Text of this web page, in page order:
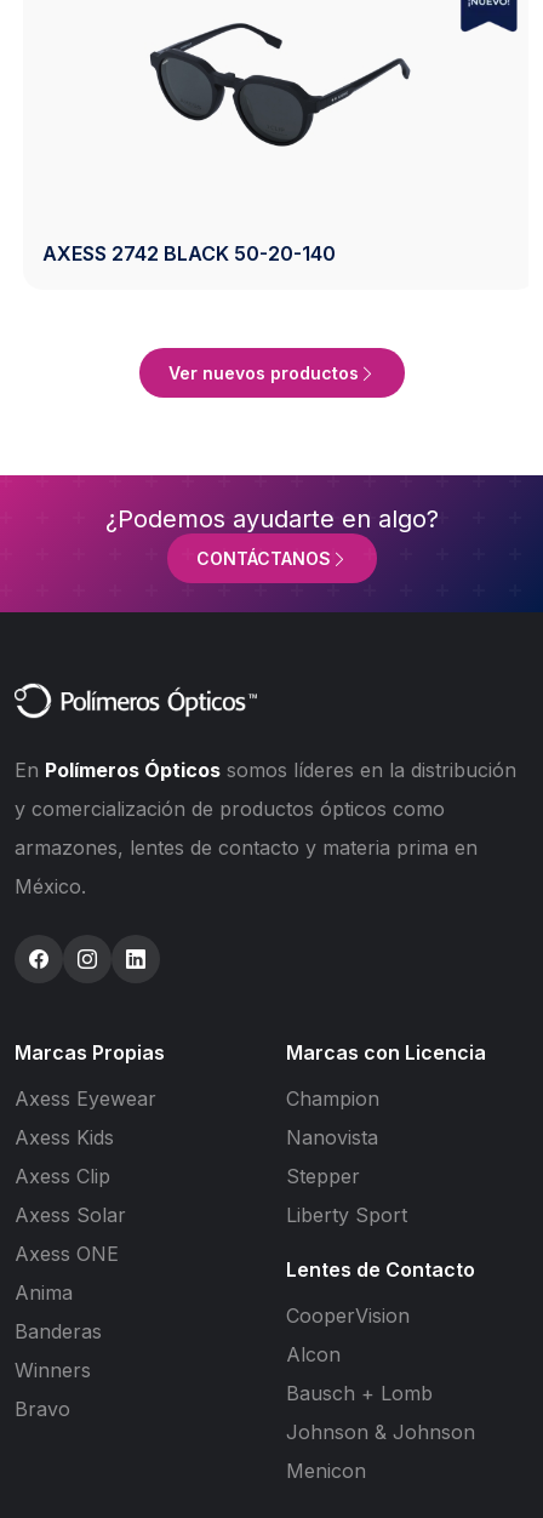
AXESS 2742 BLACK 50-20-140
Ver nuevos productos
¿Podemos ayudarte en algo?
CONTÁCTANOS
En Polímeros Ópticos somos líderes en la distribución
y comercialización de productos ópticos como
armazones, lentes de contacto y materia prima en
México.
Marcas Propias
Axess Eyewear
Axess Kids
Axess Clip
Axess Solar
Axess ONE
Anima
Banderas
Winners
Bravo
Marcas con Licencia
Champion
Nanovista
Stepper
Liberty Sport
Lentes de Contacto
CooperVision
Alcon
Bausch + Lomb
Johnson & Johnson
Menicon